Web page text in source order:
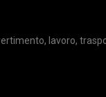
lavoro,